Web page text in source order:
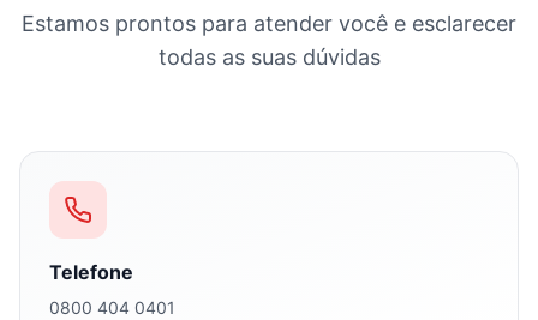
Estamos prontos para atender você e esclarecer
todas as suas dúvidas
Telefone
0800 404 0401